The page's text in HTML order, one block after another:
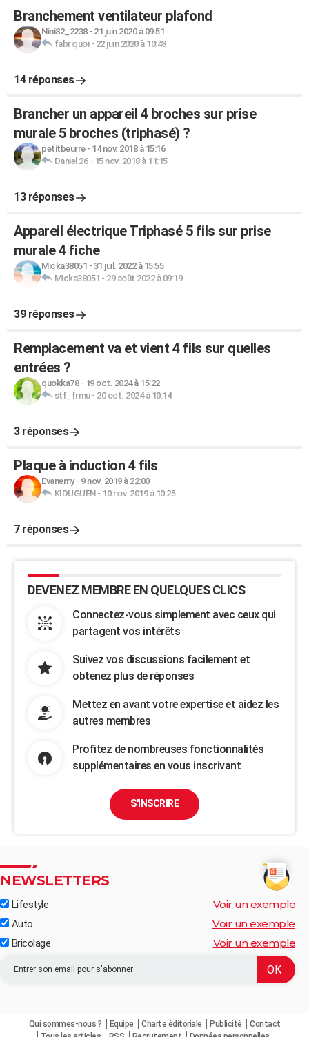
Branchement ventilateur plafond
Nini82_2238- 21 juin 2020 à 09:51
fabriquoi- 22 juin 2020 à 10:48
14 réponses
Brancher un appareil 4 broches sur prise
murale 5 broches (triphasé) ?
petitbeurre- 14 nov. 2018 à 15:16
Daniel 26- 15 nov. 2018 à 11:15
13 réponses
Appareil électrique Triphasé 5 fils sur prise
murale 4 fiche
Micka38051 - 31 juil. 2022 à 15:55
Micka38051 - 29 août 2022 à 09:19
39 réponses
Remplacement va et vient 4 fils sur quelles
entrées ?
quokka78- 19 oct. 2024 à 15:22
stf_frmu- 20 oct. 2024 à 10:14
3 réponses
Plaque à induction 4 fils
Evanemy- 9 nov. 2019 à 22:00
KIDUGUEN- 10 nov. 2019 à 10:25
7 réponses
DEVENEZ MEMBRE EN QUELQUES CLICS
Connectez-vous simplement avec ceux qui
partagent vos intérêts
Suivez vos discussions facilement et
obtenez plus de réponses
Mettez en avant votre expertise et aidez les
autres membres
Profitez de nombreuses fonctionnalités
supplémentaires en vous inscrivant
S'INSCRIRE
NEWSLETTERS
Lifestyle Voir un exemple
Auto Voir un exemple
Bricolage Voir un exemple
Qui sommes-nous ? Equipe Charte éditoriale Publicité
Contact